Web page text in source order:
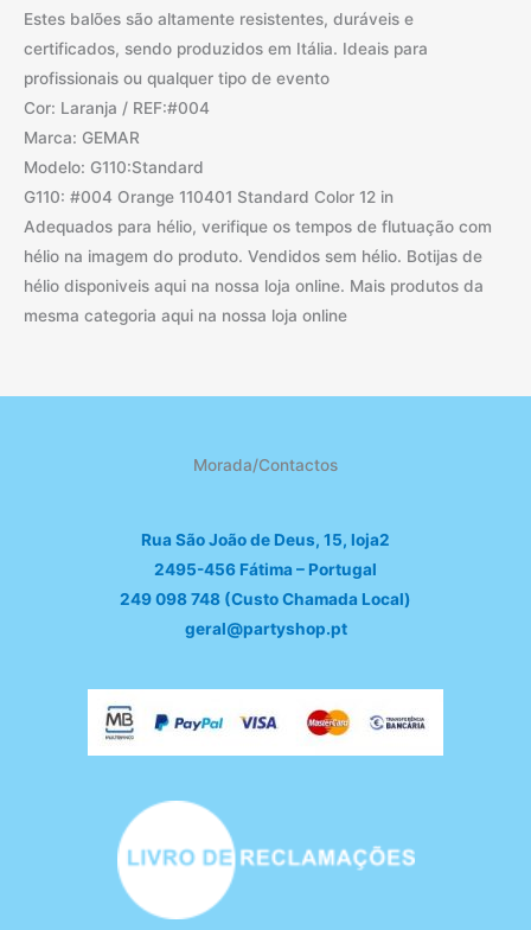
Estes balões são altamente resistentes, duráveis e
certificados, sendo produzidos em Itália. Ideais para
profissionais ou qualquer tipo de evento
Cor: Laranja / REF:#004
Marca: GEMAR
Modelo: G110:Standard
G110: #004 Orange 110401 Standard Color 12 in
Adequados para hélio, verifique os tempos de flutuação com
hélio na imagem do produto. Vendidos sem hélio. Botijas de
hélio disponiveis aqui na nossa loja online. Mais produtos da
mesma categoria aqui na nossa loja online
Morada/Contactos
Rua São João de Deus, 15, loja2
2495-456 Fátima – Portugal
249 098 748 (Custo Chamada Local)
geral@partyshop.pt